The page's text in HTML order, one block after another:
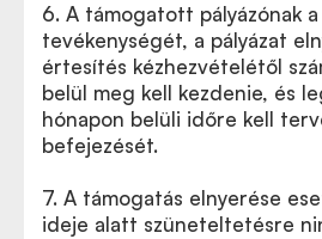
6. A támogatott pályázónak
tevékenységét, a pályázat
értesítés kézhezvételétől
belül meg kell kezdenie, és
hónapon belüli időre kell
befejezését.
7. A támogatás elnyerése
ideje alatt szüneteltetésre